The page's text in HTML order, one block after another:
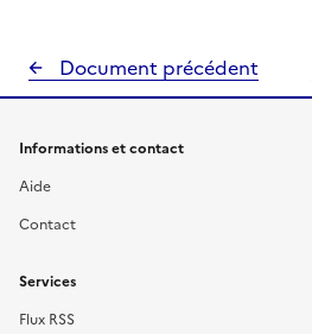
Document précédent
Informations et contact
Aide
Contact
Services
Flux RSS